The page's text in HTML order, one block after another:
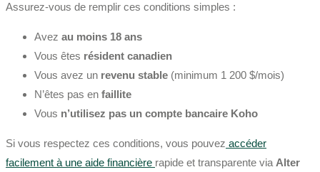
Assurez-vous de remplir ces conditions simples :
Avez au moins 18 ans
Vous êtes résident canadien
Vous avez un revenu stable (minimum 1 200 $/mois)
N’êtes pas en faillite
Vous n’utilisez pas un compte bancaire Koho
Si vous respectez ces conditions, vous pouvez accéder
facilement à une aide financière rapide et transparente via Alter